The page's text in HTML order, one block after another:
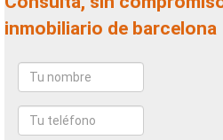
inmobiliario de barcelona